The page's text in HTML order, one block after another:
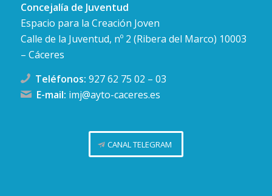
Concejalía de Juventud
Espacio para la Creación Joven
Calle de la Juventud, nº 2 (Ribera del Marco) 10003
– Cáceres
Teléfonos: 927 62 75 02 – 03
E-mail: imj@ayto-caceres.es
CANAL TELEGRAM